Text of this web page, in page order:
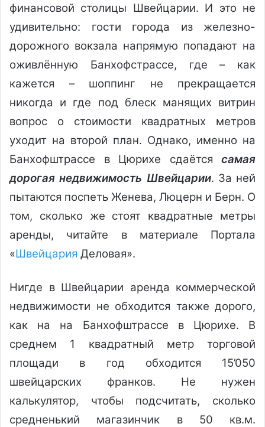
финансовой столицы Швейцарии. И это не
удивительно: гости города из железно-
дорожного вокзала напрямую попадают на
оживлённую Банхофстрассе, где – как
кажется – шоппинг не прекращается
никогда и где под блеск манящих витрин
вопрос о стоимости квадратных метров
уходит на второй план. Однако, именно на
Банхофштрассе в Цюрихе сдаётся самая
дорогая недвижимость Швейцарии. За ней
пытаются поспеть Женева, Люцерн и Берн. О
том, сколько же стоят квадратные метры
аренды, читайте в материале Портала
«Швейцария Деловая».
Нигде в Швейцарии аренда коммерческой
недвижимости не обходится также дорого,
как на на Банхофштрассе в Цюрихе. В
среднем 1 квадратный метр торговой
площади в год обходится 15’050
швейцарских франков. Не нужен
калькулятор, чтобы подсчитать, сколько
средненький магазинчик в 50 кв.м.